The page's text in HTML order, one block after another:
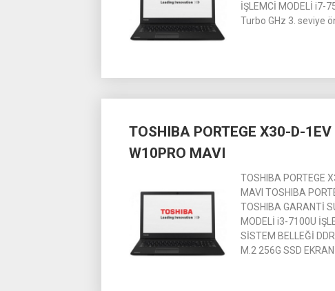
İŞLEMCİ MODELİ i7-
Turbo GHz 3. seviye
TOSHIBA PORTEGE X30-D-
W10PRO MAVI
TOSHIBA PORTEGE
MAVI TOSHIBA
TOSHIBA GARANTİ
MODELİ i3-7100U
SİSTEM BELLEĞİ
M.2 256G SSD EKRAN